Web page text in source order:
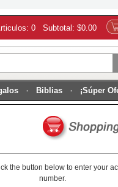
0 Subtotal: $0.00
Biblias ¡Súper
the button below to enter your
number.